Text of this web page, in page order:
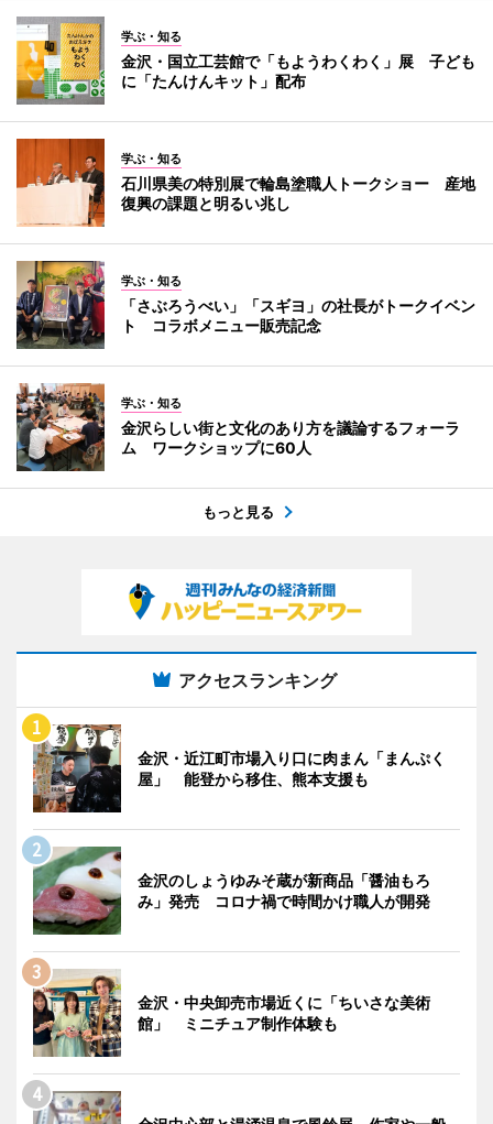
学ぶ・知る
金沢・国立工芸館で「もようわくわく」展 子ども
に「たんけんキット」配布
学ぶ・知る
石川県美の特別展で輪島塗職人トークショー 産地
復興の課題と明るい兆し
学ぶ・知る
「さぶろうべい」「スギヨ」の社長がトークイベン
ト コラボメニュー販売記念
学ぶ・知る
金沢らしい街と文化のあり方を議論するフォーラ
ム ワークショップに60人
もっと見る
アクセスランキング
金沢・近江町市場入り口に肉まん「まんぷく
屋」 能登から移住、熊本支援も
金沢のしょうゆみそ蔵が新商品「醤油もろ
み」発売 コロナ禍で時間かけ職人が開発
金沢・中央卸売市場近くに「ちいさな美術
館」 ミニチュア制作体験も